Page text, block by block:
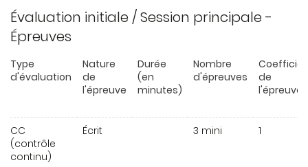
Évaluation initiale / Session principale -
Épreuves
Type
d'évaluation
Nature
de
l'épreuve
Durée
(en
minutes)
Nombre
d'épreuves
de
l'épreuve
CC
(contrôle
continu)
Écrit 3 mini 1